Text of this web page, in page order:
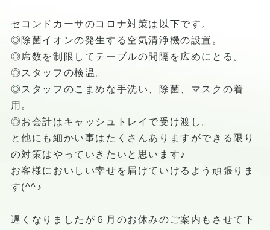
セコンドカーサのコロナ対策は以下です。
◎除菌イオンの発生する空気清浄機の設置。
◎席数を制限してテーブルの間隔を広めにとる。
◎スタッフの検温。
◎スタッフのこまめな手洗い、除菌、マスクの着
用。
◎お会計はキャッシュトレイで受け渡し。
と他にも細かい事はたくさんありますができる限り
の対策はやっていきたいと思います♪
お客様においしい幸せを届けていけるよう頑張りま
す(^^♪
遅くなりましたが６月のお休みのご案内もさせて下